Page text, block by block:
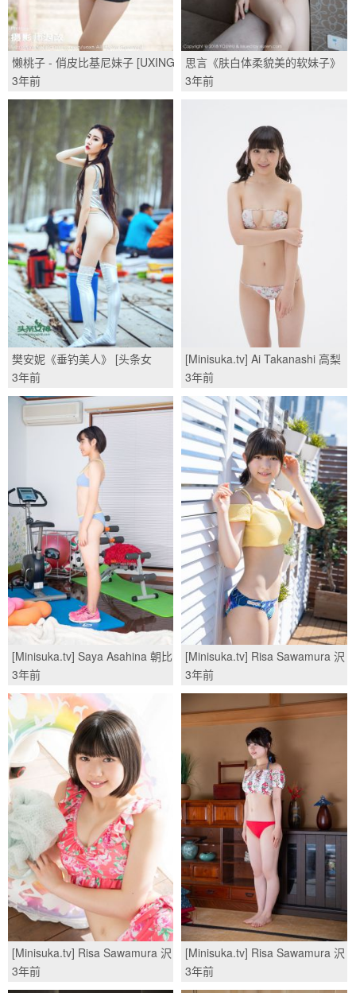
懒桃子 - 俏皮比基尼妹子 [UXING
优星馆] Vol.026/(50P)
3年前
思言《肤白体柔貌美的软妹子》
[尤物馆YOUWU] VOL.080/(44P)
3年前
樊安妮《垂钓美人》 [头条女
神]/(44P)
3年前
[Minisuka.tv] Ai Takanashi 高梨
あい - Regular Gallery
13.4/(40P)
3年前
[Minisuka.tv] Saya Asahina 朝比
奈さや - Secret Gallery
(STAGE2) 2.1/(50P)
3年前
[Minisuka.tv] Risa Sawamura 沢
村りさ - Secret Gallery
(STAGE1) 4.1/(55P)
3年前
[Minisuka.tv] Risa Sawamura 沢
村りさ - Secret Gallery
(STAGE2) 4.2/(49P)
3年前
[Minisuka.tv] Risa Sawamura 沢
村りさ - Secret Gallery
(STAGE2) 7.2/(52P)
3年前